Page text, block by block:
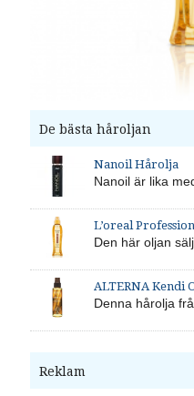
De bästa håroljan
Nanoil Hårolja
Nanoil är lika
L’oreal
Den här oljan
ALTERNA Kendi
Denna hårolja
Reklam